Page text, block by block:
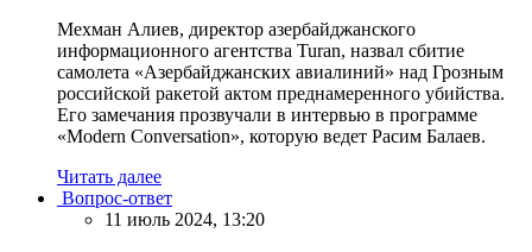
Мехман Алиев, директор азербайджанского
информационного агентства Turan, назвал сбитие
самолета «Азербайджанских авиалиний» над Грозным
российской ракетой актом преднамеренного убийства.
Его замечания прозвучали в интервью в программе
«Modern Conversation», которую ведет Расим Балаев.
Читать далее
Вопрос-ответ
11 июль 2024, 13:20